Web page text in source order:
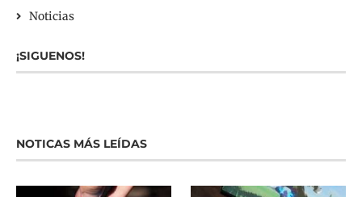
Noticias
¡SIGUENOS!
NOTICAS MÁS LEÍDAS